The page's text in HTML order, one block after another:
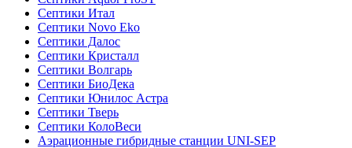
Септики Итал
Септики Novo Eko
Септики Далос
Септики Кристалл
Септики Волгарь
Септики БиоДека
Септики Юнилос Астра
Септики Тверь
Септики КолоВеси
Аэрационные гибридные станции UNI-SEP